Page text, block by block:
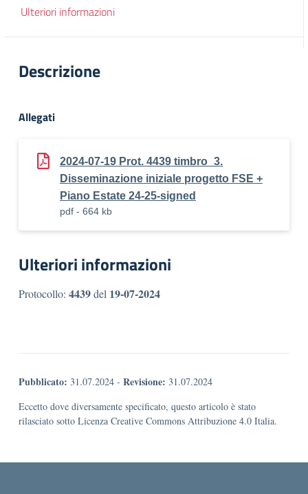
Ulteriori informazioni
Descrizione
Allegati
2024-07-19 Prot. 4439 timbro_3.
Disseminazione iniziale progetto FSE +
Piano Estate 24-25-signed
pdf - 664 kb
Ulteriori informazioni
Protocollo: 4439del 19-07-2024
Pubblicato: 31.07.2024 - Revisione: 31.07.2024
Eccetto dove diversamente specificato, questo articolo è stato
rilasciato sotto Licenza Creative Commons Attribuzione 4.0 Italia.